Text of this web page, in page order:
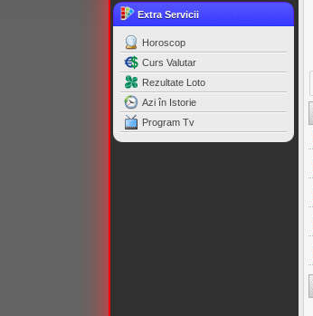
Extra Servicii
Horoscop
Curs Valutar
Rezultate Loto
Azi în Istorie
Program Tv